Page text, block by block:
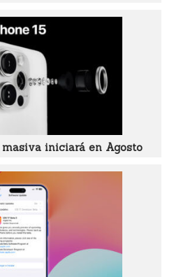
masiva iniciará en Agosto